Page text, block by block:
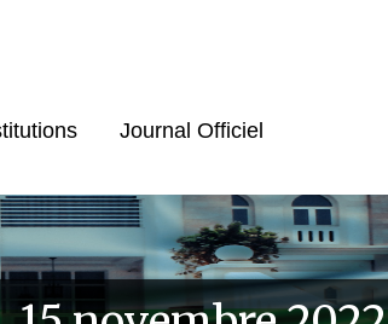
Journal Officiel